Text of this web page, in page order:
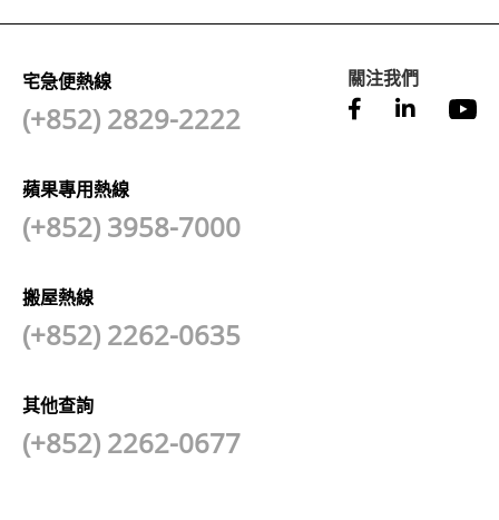
關注我們
宅急便熱線
(+852) 2829-2222
蘋果專用熱線
(+852) 3958-7000
搬屋熱線
(+852) 2262-0635
其他查詢
(+852) 2262-0677